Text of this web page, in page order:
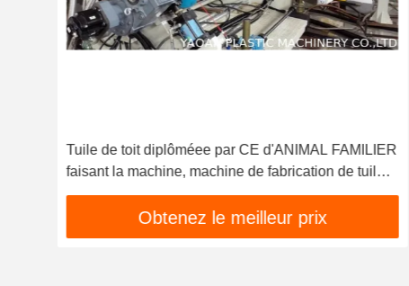
Tuile de toit diplôméee par CE d'ANIMAL FAMILIER
faisant la machine, machine de fabrication de tuile
de toit d'ANIMAL FAMILIER
Obtenez le meilleur prix